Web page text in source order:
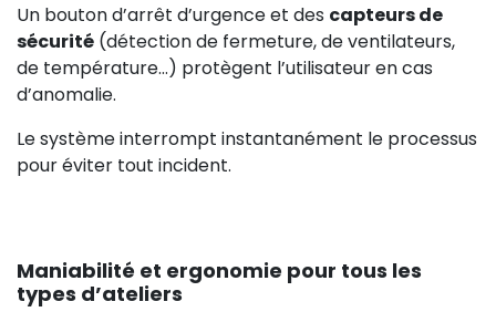
Un bouton d’arrêt d’urgence et des capteurs de
sécurité (détection de fermeture, de ventilateurs,
de température...) protègent l’utilisateur en cas
d’anomalie.
Le système interrompt instantanément le processus
pour éviter tout incident.
Maniabilité et ergonomie pour tous les
types d’ateliers